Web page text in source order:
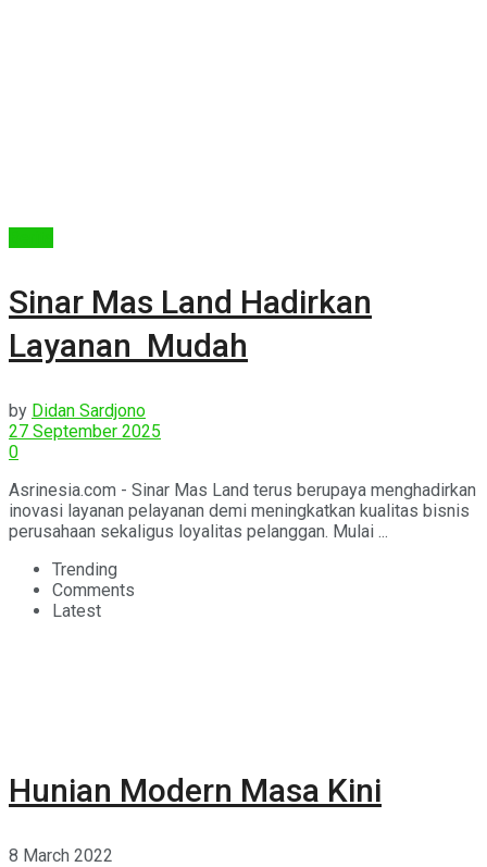
Sinar Mas Land Hadirkan
Layanan Mudah
by Didan Sardjono
27 September 2025
0
Asrinesia.com - Sinar Mas Land terus berupaya menghadirkan
inovasi layanan pelayanan demi meningkatkan kualitas bisnis
perusahaan sekaligus loyalitas pelanggan. Mulai ...
Trending
Comments
Latest
Hunian Modern Masa Kini
8 March 2022